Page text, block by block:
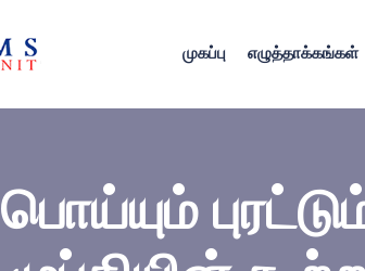
முகப்பு எழுத்தாக்கங்கள்
பொய்யும்